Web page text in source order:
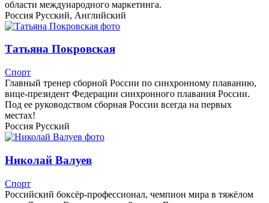
области международного маркетинга.
Россия Русский, Английский
Татьяна Покровская
Спорт
Главный тренер сборной России по синхронному плаванию,
вице-президент Федерации синхронного плавания России.
Под ее руководством сборная России всегда на первых
местах!
Россия Русский
Николай Валуев
Спорт
Российский боксёр-профессионал, чемпион мира в тяжёлом